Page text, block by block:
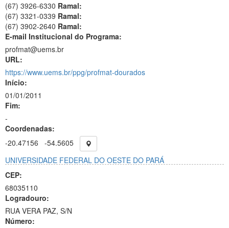
(67) 3926-6330 Ramal:
(67) 3321-0339 Ramal:
(67) 3902-2640 Ramal:
E-mail Institucional do Programa:
profmat@uems.br
URL:
https://www.uems.br/ppg/profmat-dourados
Início:
01/01/2011
Fim:
-
Coordenadas:
-20.47156
-54.5605
UNIVERSIDADE FEDERAL DO OESTE DO PARÁ
CEP:
68035110
Logradouro:
RUA VERA PAZ, S/N
Número: